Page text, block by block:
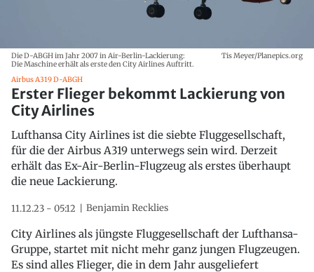
Die D-ABGH im Jahr 2007 in Air-Berlin-Lackierung:
Die Maschine erhält als erste den City Airlines Auftritt.
Tis Meyer/Planepics.org
Airbus A319 D-ABGH
Erster Flieger bekommt Lackierung von
City Airlines
Lufthansa City Airlines ist die siebte Fluggesellschaft,
für die der Airbus A319 unterwegs sein wird. Derzeit
erhält das Ex-Air-Berlin-Flugzeug als erstes überhaupt
die neue Lackierung.
11.12.23 - 05:12 Benjamin Recklies
City Airlines als jüngste Fluggesellschaft der Lufthansa-
Gruppe, startet mit nicht mehr ganz jungen Flugzeugen.
Es sind alles Flieger, die in dem Jahr ausgeliefert